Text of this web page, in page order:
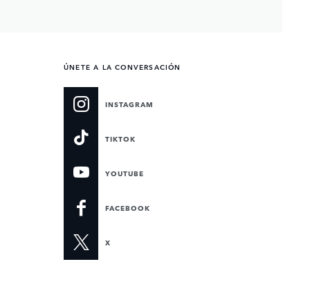
ÚNETE A LA CONVERSACIÓN
INSTAGRAM
TIKTOK
YOUTUBE
FACEBOOK
X